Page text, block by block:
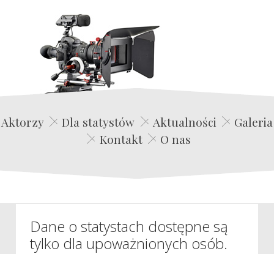
Edwin Film Agencja Aktorska
Aktorzy Dla statystów Aktualności
Galeria
Kontakt
O nas
Dane o statystach dostępne są
tylko dla upoważnionych osób.